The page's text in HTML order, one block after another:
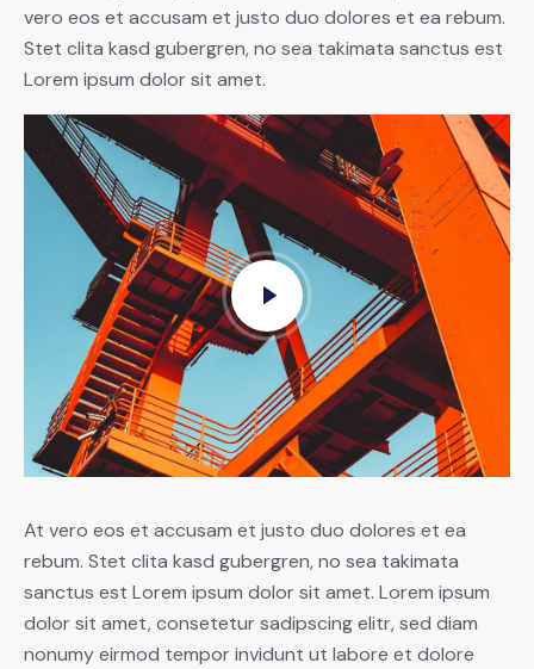
vero eos et accusam et justo duo dolores et ea rebum.
Stet clita kasd gubergren, no sea takimata sanctus est
Lorem ipsum dolor sit amet.
At vero eos et accusam et justo duo dolores et ea
rebum. Stet clita kasd gubergren, no sea takimata
sanctus est Lorem ipsum dolor sit amet. Lorem ipsum
dolor sit amet, consetetur sadipscing elitr, sed diam
nonumy eirmod tempor invidunt ut labore et dolore